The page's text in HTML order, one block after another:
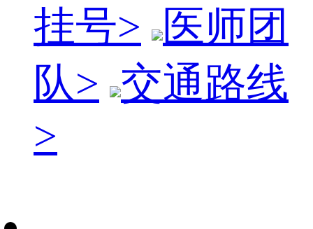
挂号>
医师团
队> 交通路线
>